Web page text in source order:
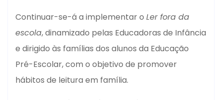
Continuar-se-á a implementar o Ler fora da
escola, dinamizado pelas Educadoras de Infância
e dirigido às famílias dos alunos da Educação
Pré-Escolar, com o objetivo de promover
hábitos de leitura em família.